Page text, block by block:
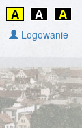
A A A
Logowanie